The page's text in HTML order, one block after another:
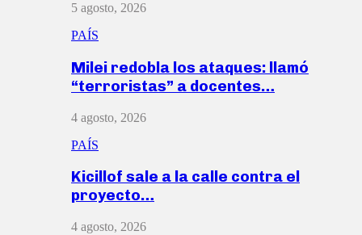
5 agosto, 2026
PAÍS
Milei redobla los ataques: llamó
“terroristas” a docentes…
4 agosto, 2026
PAÍS
Kicillof sale a la calle contra el
proyecto…
4 agosto, 2026